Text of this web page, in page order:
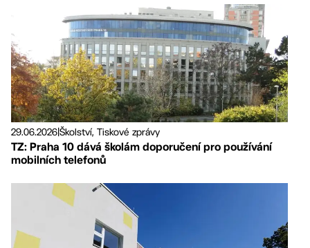
29.06.2026Školství, Tiskové zprávy
TZ: Praha 10 dává školám doporučení pro používání
mobilních telefonů